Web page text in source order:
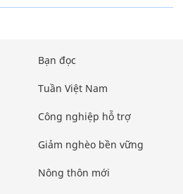
Bạn đọc
Tuần Việt Nam
Công nghiệp hỗ trợ
Giảm nghèo bền vững
Nông thôn mới